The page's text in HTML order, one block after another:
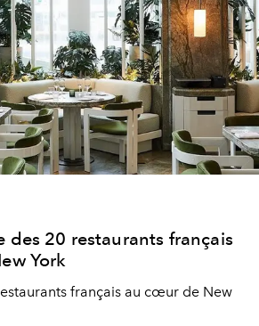
des 20 restaurants français
York
français au cœur de New